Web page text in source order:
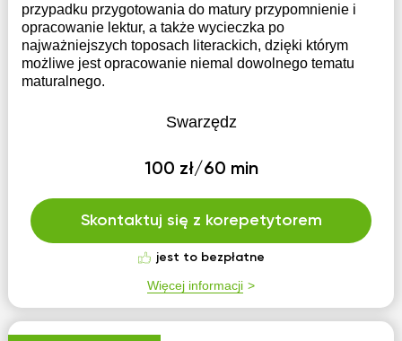
przypadku przygotowania do matury przypomnienie i
opracowanie lektur, a także wycieczka po
najważniejszych toposach literackich, dzięki którym
możliwe jest opracowanie niemal dowolnego tematu
maturalnego.
Swarzędz
100 zł/60 min
Skontaktuj się z korepetytorem
jest to bezpłatne
Więcej informacji